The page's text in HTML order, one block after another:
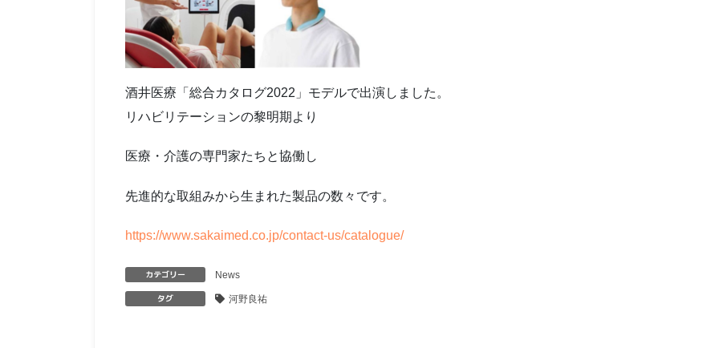
酒井医療「総合カタログ2022」モデルで出演しました。
リハビリテーションの黎明期より
医療・介護の専門家たちと協働し
先進的な取組みから生まれた製品の数々です。
https://www.sakaimed.co.jp/contact-us/catalogue/
カテゴリー News
タグ 河野良祐